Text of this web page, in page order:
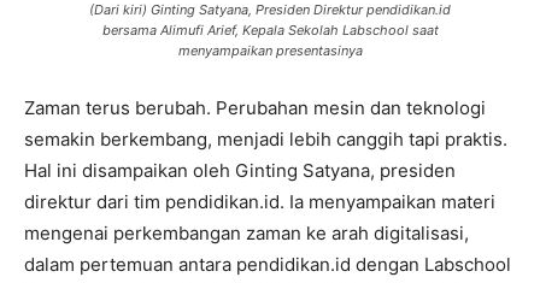
(Dari kiri) Ginting Satyana, Presiden Direktur pendidikan.id
bersama Alimufi Arief, Kepala Sekolah Labschool saat
menyampaikan presentasinya
Zaman terus berubah. Perubahan mesin dan teknologi
semakin berkembang, menjadi lebih canggih tapi praktis.
Hal ini disampaikan oleh Ginting Satyana, presiden
direktur dari tim pendidikan.id. Ia menyampaikan materi
mengenai perkembangan zaman ke arah digitalisasi,
dalam pertemuan antara pendidikan.id dengan Labschool